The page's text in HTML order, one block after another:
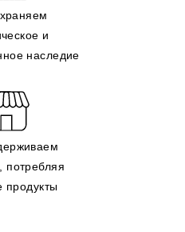
и
наследие
потребляя
продукты